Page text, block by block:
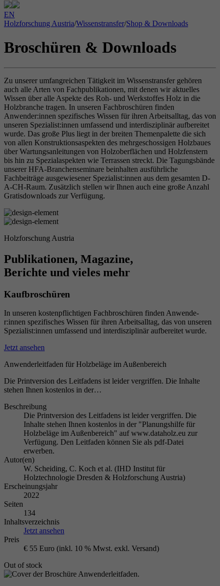
EN
Holzforschung Austria/Wissenstransfer/Shop & Downloads
Broschüren & Downloads
Zu unserer umfangreichen Tätigkeit im Wissenstransfer gehören
auch alle Arten von Fachpublikationen, mit denen wir aktuelles
Wissen über alle Aspekte des Roh- und Werkstoffes Holz in die
Holzbranche tragen. In unseren Fachbroschüren finden
Anwender:innen spezifisches Wissen für ihren Arbeitsalltag, das von
unseren Spezialist:innen umfassend und interdisziplinär aufbereitet
wurde. Das große Plus liegt in der breiten Themenpalette die sich
von allen Konstruktionsaspekten des mehrgeschossigen Holzbaues
über Wartungsanleitungen von Holzoberflächen und Holzfenstern
bis hin zu Spezialaspekten wie Terrassen streckt. Die Tagungsbände
unserer HFA-Branchenseminare beinhalten ausführliche
Fachbeiträge ausgewiesener Spezialist:innen aus dem gesamten D-
A-CH-Raum. Zusätzlich stellen wir Ihnen auch eine große Anzahl
Gratisdownloads zur Verfügung.
Holzforschung Austria
Publikationen, Magazine,
Berichte und vieles mehr
Kaufbroschüren
In unseren kosten­pflich­tigen Fach­bro­schüren finden Anwen­de­
r:innen spezi­fi­sches Wissen für ihren Arbeits­alltag, das von unseren
Spezia­lis­t:innen umfas­send und inter­dis­zi­plinär aufbe­reitet wurde.
Jetzt ansehen
Anwenderleitfaden für Holzbeläge im Außenbereich
Die Printversion des Leitfadens ist leider vergriffen. Die Inhalte
stehen Ihnen kostenlos in der…
Beschreibung
Die Printversion des Leitfadens ist leider vergriffen. Die
Inhalte stehen Ihnen kostenlos in der "Planungshilfe für
Holzbeläge im Außenbereich" auf www.dataholz.eu zur
Verfügung. Den Leitfaden können Sie als pdf-Datei
erwerben.
Autor(en)
W. Scheiding, C. Koch et al. (IHD Institut für
Holztechnologie Dresden & Holzforschung Austria)
Erscheinungsjahr
2022
Seiten
134
Inhaltsverzeichnis
Jetzt ansehen
Preis
€ 55 Euro (inkl. 10 % Mwst. exkl. Versand)
Out of stock